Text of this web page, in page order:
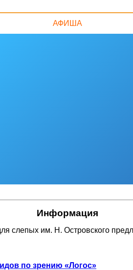
АФИША
Информация
слепых им. Н. Островского
по зрению «Логос»